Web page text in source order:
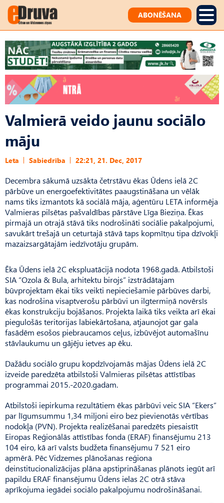
ABONĒŠANA
Valmierā veido jaunu sociālo
māju
Leta Sabiedrība 22:21, 21. Dec, 2017
Decembra sākumā uzsākta četrstāvu ēkas Ūdens ielā 2C
pārbūve un energoefektivitātes paaugstināšana un vēlāk
nams tiks izmantots kā sociālā māja, aģentūru LETA informēja
Valmieras pilsētas pašvaldības pārstāve Līga Bieziņa. Ēkas
pirmajā un otrajā stāvā tiks nodrošināti sociālie pakalpojumi,
savukārt trešajā un ceturtajā stāvā taps kopmītņu tipa dzīvokļi
mazaizsargātajām iedzīvotāju grupām.
Ēka Ūdens ielā 2C ekspluatācijā nodota 1968.gadā. Atbilstoši
SIA “Ozola & Bula, arhitektu birojs” izstrādātajam
būvprojektam ēkai tiks veikti nepieciešamie pārbūves darbi,
kas nodrošina visaptverošu pārbūvi un ilgtermiņā novērsīs
ēkas konstrukciju bojāšanos. Projekta laikā tiks veikta arī ēkai
piegulošās teritorijas labiekārtošana, atjaunojot gar gala
fasādēm esošos piebraucamos ceļus, izbūvējot automašīnu
stāvlaukumu un gājēju ietves ap ēku.
Dažādu sociālo grupu kopdzīvojamās mājas Ūdens ielā 2C
izveide paredzēta atbilstoši Valmieras pilsētas attīstības
programmai 2015.-2020.gadam.
Atbilstoši iepirkuma rezultātiem ēkas pārbūvi veic SIA “Ekers”
par līgumsummu 1,34 miljoni eiro bez pievienotās vērtības
nodokļa (PVN). Projekta realizēšanai paredzēts piesaistīt
Eiropas Reģionālās attīstības fonda (ERAF) finansējumu 213
104 eiro, kā arī valsts budžeta finansējumu 7 521 eiro
apmērā. Pēc Vidzemes plānošanas reģiona
deinstitucionalizācijas plāna apstiprināšanas plānots iegūt arī
papildu ERAF finansējumu Ūdens ielas 2C otrā stāva
aprīkojuma iegādei sociālo pakalpojumu nodrošināšanai.